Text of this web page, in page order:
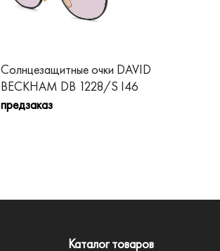
Солнцезащитные очки DAVID
BECKHAM DB 1228/S I46
предзаказ
Каталог товаров